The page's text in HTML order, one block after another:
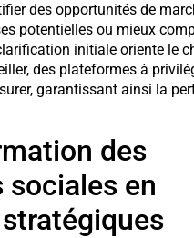
des opportunités de
potentielles ou mieux
initiale oriente le
des plateformes à
garantissant ainsi la
des
sociales en